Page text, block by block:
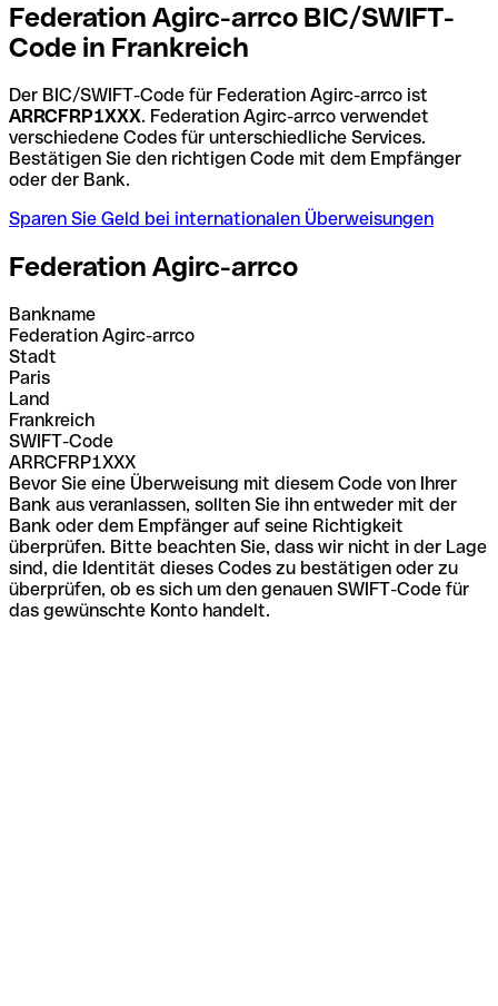
Federation Agirc-arrco BIC/SWIFT-
Code in Frankreich
Der BIC/SWIFT-Code für Federation Agirc-arrco ist
ARRCFRP1XXX. Federation Agirc-arrco verwendet
verschiedene Codes für unterschiedliche Services.
Bestätigen Sie den richtigen Code mit dem Empfänger
oder der Bank.
Sparen Sie Geld bei internationalen Überweisungen
Federation Agirc-arrco
Bankname
Federation Agirc-arrco
Stadt
Paris
Land
Frankreich
SWIFT-Code
ARRCFRP1XXX
Bevor Sie eine Überweisung mit diesem Code von Ihrer
Bank aus veranlassen, sollten Sie ihn entweder mit der
Bank oder dem Empfänger auf seine Richtigkeit
überprüfen. Bitte beachten Sie, dass wir nicht in der Lage
sind, die Identität dieses Codes zu bestätigen oder zu
überprüfen, ob es sich um den genauen SWIFT-Code für
das gewünschte Konto handelt.